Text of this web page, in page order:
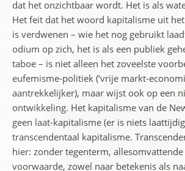
dat het onzichtbaar wordt. Het is als
Het feit dat het woord kapitalisme uit
is verdwenen – wie het nog gebruikt
odium op zich, het is als een publiek
taboe – is niet alleen het zoveelste
eufemisme-politiek (‘vrije markt-
aantrekkelijker), maar wijst ook op een
ontwikkeling. Het kapitalisme van de
geen laat-kapitalisme (er is niets
transcendentaal kapitalisme.
hier: zonder tegenterm,
voorwaarde, zowel naar betekenis als